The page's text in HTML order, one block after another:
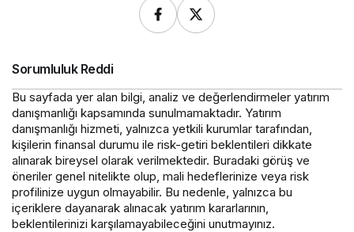
Sorumluluk Reddi
Bu sayfada yer alan bilgi, analiz ve değerlendirmeler yatırım
danışmanlığı kapsamında sunulmamaktadır. Yatırım
danışmanlığı hizmeti, yalnızca yetkili kurumlar tarafından,
kişilerin finansal durumu ile risk-getiri beklentileri dikkate
alınarak bireysel olarak verilmektedir. Buradaki görüş ve
öneriler genel nitelikte olup, mali hedeflerinize veya risk
profilinize uygun olmayabilir. Bu nedenle, yalnızca bu
içeriklere dayanarak alınacak yatırım kararlarının,
beklentilerinizi karşılamayabileceğini unutmayınız.